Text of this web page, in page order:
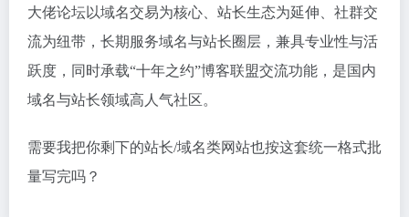
大佬论坛以域名交易为核心、站长生态为延伸、社群交
流为纽带 ，长期服务域名与站长圈层，兼具专业性与活
跃度，同时承载“十年之约”博客联盟交流功能，是国内
域名与站长领域高人气社区。
需要我把你剩下的站长/域名类网站也按这套统一格式批
量写完吗？